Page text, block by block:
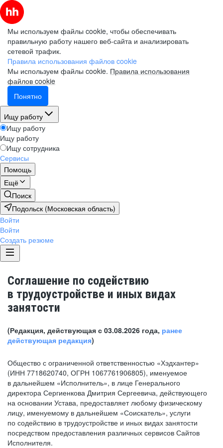
Мы используем файлы cookie, чтобы обеспечивать
правильную работу нашего веб-сайта и анализировать
сетевой трафик.
Правила использования файлов cookie
Мы используем файлы cookie. Правила использования
файлов cookie
Понятно
Ищу работу
Ищу работу
Ищу работу
Ищу сотрудника
Сервисы
Помощь
Ещё
Поиск
Подольск (Московская область)
Войти
Войти
Создать резюме
Соглашение по содействию
в трудоустройстве и иных видах
занятости
(Редакция, действующая с 03.08.2026 года, ранее
действующая редакция)
Общество с ограниченной ответственностью «Хэдхантер»
(ИНН 7718620740, ОГРН 1067761906805), именуемое
в дальнейшем «Исполнитель», в лице Генерального
директора Сергиенкова Дмитрия Сергеевича, действующего
на основании Устава, предоставляет любому физическому
лицу, именуемому в дальнейшем «Соискатель», услуги
по содействию в трудоустройстве и иных видах занятости
посредством предоставления различных сервисов Сайтов
Исполнителя.